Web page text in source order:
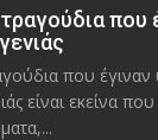
που
που έγιναν
είναι εκείνα